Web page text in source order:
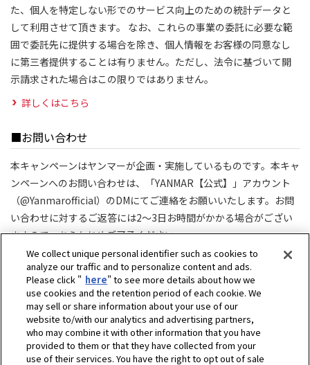
た、個人を特定しない形でのサービス向上のための統計データと
して利用させて頂きます。 なお、これらの事業の委託に必要な範
囲で委託先に提供する場合を除き、個人情報をお客様の同意なし
に第三者提供することは有りません。ただし、法令に基づいて開
示請求された場合はこの限りではありません。
詳しくはこちら
■お問い合わせ
本キャンペーンはヤンマーが企画・実施しているものです。本キャ
ンペーンへのお問い合わせは、「YANMAR【公式】」アカウント
（@Yanmarofficial）のDMにてご連絡をお願いいたします。お問
い合わせに対するご返答には2～3日お時間がかかる場合がござい
ますので、あらかじめご了承ください。
対応時間：平日10:00-17:00（土日祝日を除く）
We collect unique personal identifier such as cookies to
analyze our traffic and to personalize content and ads.
Please click " here" to see more details about how we
use cookies and the retention period of each cookie. We
may sell or share information about your use of our
website to/with our analytics and advertising partners,
who may combine it with other information that you have
provided to them or that they have collected from your
use of their services. You have the right to opt out of sale